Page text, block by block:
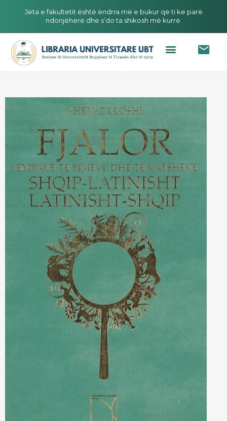
Jeta e fakultetit është ëndrra më e bukur që ti ke parë
ndonjëherë dhe s’do ta shikosh më kurrë.